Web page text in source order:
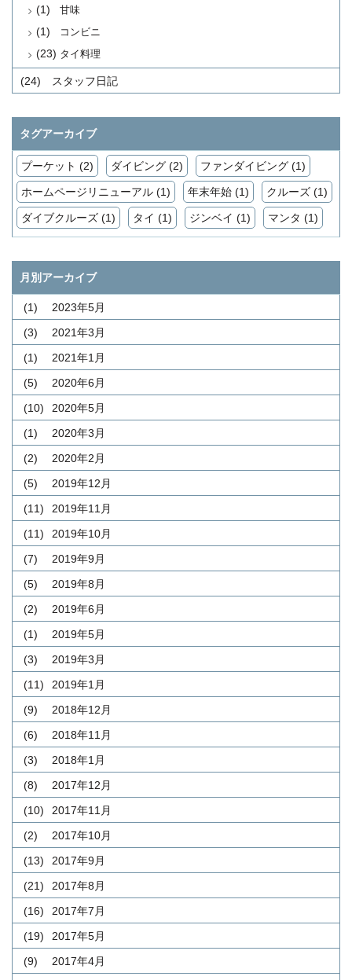
甘味
(1)
コンビニ
(1)
タイ料理
(23)
スタッフ日記
(24)
タグアーカイブ
プーケット (2) ダイビング (2) ファンダイビング (1)
ホームページリニューアル (1) 年末年始 (1) クルーズ (1)
ダイブクルーズ (1) タイ (1) ジンベイ (1) マンタ (1)
月別アーカイブ
2023年5月
(1)
2021年3月
(3)
2021年1月
(1)
2020年6月
(5)
2020年5月
(10)
2020年3月
(1)
2020年2月
(2)
2019年12月
(5)
2019年11月
(11)
2019年10月
(11)
2019年9月
(7)
2019年8月
(5)
2019年6月
(2)
2019年5月
(1)
2019年3月
(3)
2019年1月
(11)
2018年12月
(9)
2018年11月
(6)
2018年1月
(3)
2017年12月
(8)
2017年11月
(10)
2017年10月
(2)
2017年9月
(13)
2017年8月
(21)
2017年7月
(16)
2017年5月
(19)
2017年4月
(9)